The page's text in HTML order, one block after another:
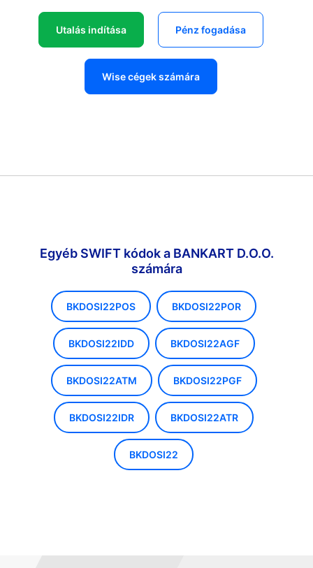
Utalás indítása Pénz fogadása
Wise cégek számára
Egyéb SWIFT kódok a BANKART D.O.O.
számára
BKDOSI22POS BKDOSI22POR
BKDOSI22IDD BKDOSI22AGF
BKDOSI22ATM BKDOSI22PGF
BKDOSI22IDR BKDOSI22ATR
BKDOSI22